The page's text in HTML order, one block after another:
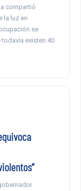
compartió
la luz en
se
existen 40